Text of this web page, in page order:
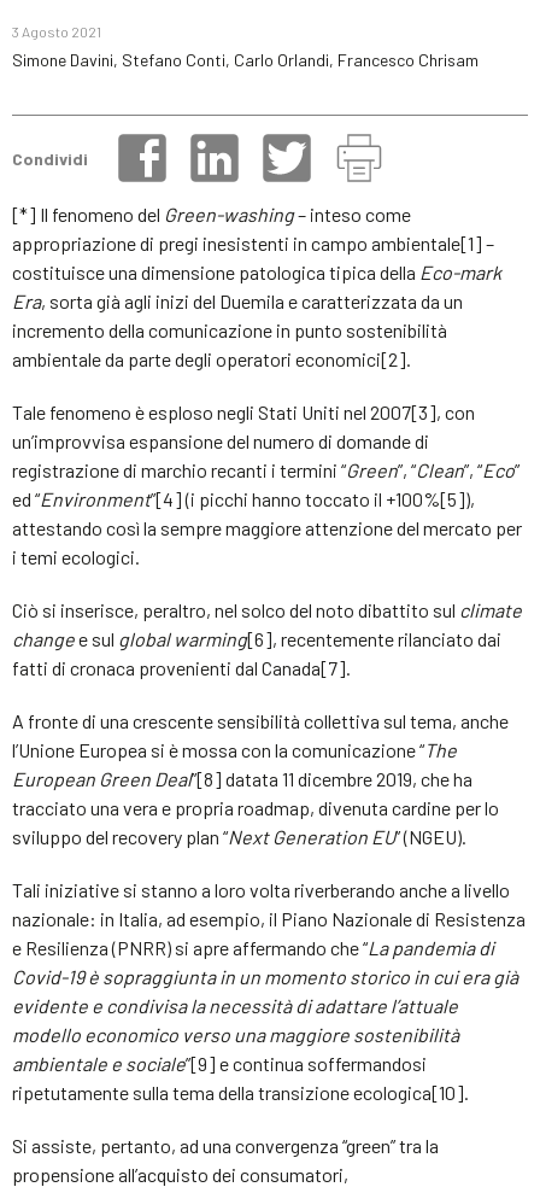
3 Agosto 2021
Simone Davini, Stefano Conti, Carlo Orlandi, Francesco Chrisam
Condividi
[*] Il fenomeno del Green-washing– inteso come
appropriazione di pregi inesistenti in campo ambientale[1] –
costituisce una dimensione patologica tipica della Eco-mark
Era, sorta già agli inizi del Duemila e caratterizzata da un
incremento della comunicazione in punto sostenibilità
ambientale da parte degli operatori economici[2].
Tale fenomeno è esploso negli Stati Uniti nel 2007[3], con
un’improvvisa espansione del numero di domande di
registrazione di marchio recanti i termini “Green”, “Clean”, “Eco”
ed “Environment”[4] (i picchi hanno toccato il +100%[5]),
attestando così la sempre maggiore attenzione del mercato per
i temi ecologici.
Ciò si inserisce, peraltro, nel solco del noto dibattito sul climate
changee sul global warming[6], recentemente rilanciato dai
fatti di cronaca provenienti dal Canada[7].
A fronte di una crescente sensibilità collettiva sul tema, anche
l’Unione Europea si è mossa con la comunicazione “The
European Green Deal”[8] datata 11 dicembre 2019, che ha
tracciato una vera e propria roadmap, divenuta cardine per lo
sviluppo del recovery plan “Next Generation EU” (NGEU).
Tali iniziative si stanno a loro volta riverberando anche a livello
nazionale: in Italia, ad esempio, il Piano Nazionale di Resistenza
e Resilienza (PNRR) si apre affermando che “La pandemia di
Covid-19 è sopraggiunta in un momento storico in cui era già
evidente e condivisa la necessità di adattare l’attuale
modello economico verso una maggiore sostenibilità
ambientale e sociale”[9] e continua soffermandosi
ripetutamente sulla tema della transizione ecologica[10].
Si assiste, pertanto, ad una convergenza “green” tra la
propensione all’acquisto dei consumatori,